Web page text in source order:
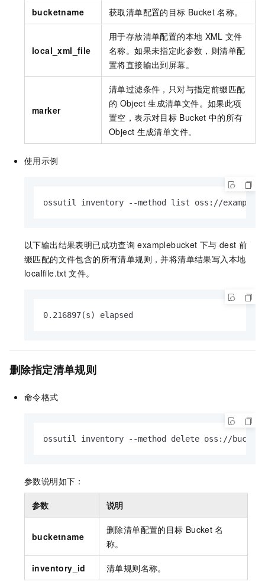
bucketname 获取清单配置的目标 Bucket 名称。
local_xml_file
用于存放清单配置的本地 XML 文件
名称。如果未指定此参数，则清单配
置将直接输出到屏幕。
marker
清单过滤条件，只对与指定前缀匹配
的 Object 生成清单文件。如果此项
置空，表示对目标 Bucket 中的所有
Object 生成清单文件。
使用示例
ossutil inventory --method list oss://
以下输出结果表明已成功查询 examplebucket 下与 dest 前
缀匹配的文件包含的所有清单规则，并将清单结果写入本地
localfile.txt 文件。
0.216897(s) elapsed
删除指定清单规则
命令格式
ossutil inventory --method delete oss://
参数说明如下：
参数 说明
bucketname
删除清单配置的目标 Bucket 名
称。
inventory_id 清单规则名称。